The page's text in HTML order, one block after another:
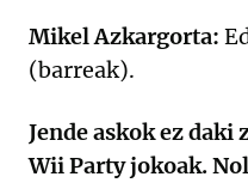
Mikel Azkargorta:
(barreak).
Jende askok ez daki
Wii Party jokoak.